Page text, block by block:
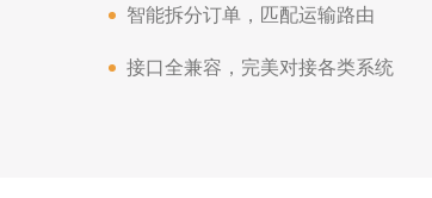
智能拆分订单，匹配运输路由
接口全兼容，完美对接各类系统